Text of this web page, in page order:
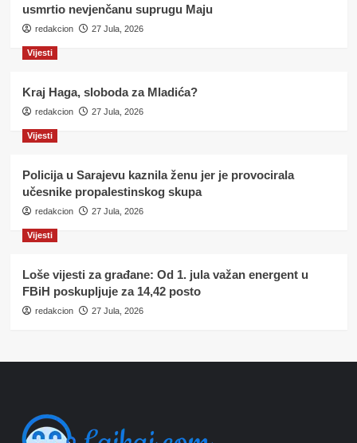
usmrtio nevjenčanu suprugu Maju
redakcion 27 Jula, 2026
Vijesti
Kraj Haga, sloboda za Mladića?
redakcion 27 Jula, 2026
Vijesti
Policija u Sarajevu kaznila ženu jer je provocirala
učesnike propalestinskog skupa
redakcion 27 Jula, 2026
Vijesti
Loše vijesti za građane: Od 1. jula važan energent u
FBiH poskupljuje za 14,42 posto
redakcion 27 Jula, 2026